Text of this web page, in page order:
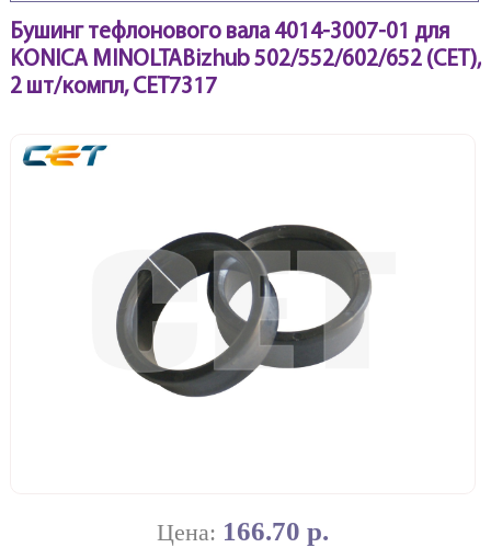
Бушинг тефлонового вала 4014-3007-01 для
KONICA MINOLTABizhub 502/552/602/652 (CET),
2 шт/компл, CET7317
Цена: 166.70 р.